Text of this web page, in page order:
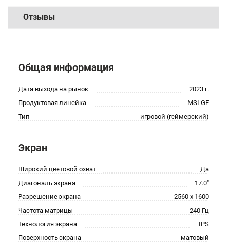
Отзывы
Общая информация
Дата выхода на рынок
2023 г.
Продуктовая линейка
MSI GE
Тип
игровой (геймерский)
Экран
Широкий цветовой охват
Да
Диагональ экрана
17.0"
Разрешение экрана
2560 x 1600
Частота матрицы
240 Гц
Технология экрана
IPS
Поверхность экрана
матовый